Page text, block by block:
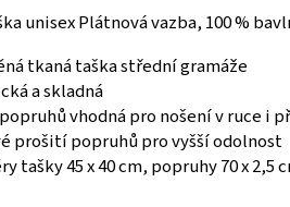
unisex Plátnová vazba, 100 %
tkaná taška střední gramáže
a skladná
vhodná pro nošení v ruce i
prošití popruhů pro vyšší odolnost
tašky 45 x 40 cm, popruhy 70 x 2,5